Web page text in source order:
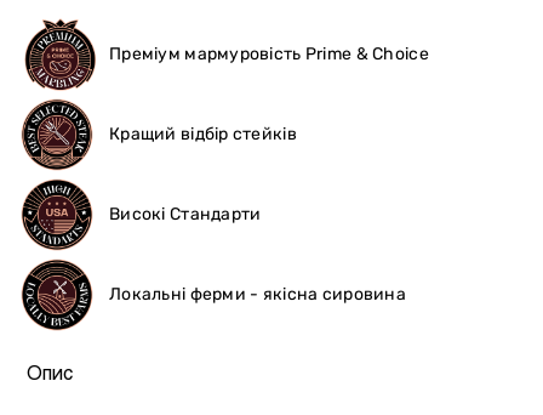
Преміум мармуровість Prime & Choice
Кращий відбір стейків
Високі Стандарти
Локальні ферми - якісна сировина
Опис